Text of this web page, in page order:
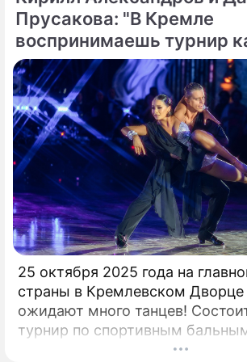
суммы.
Прусакова: "В Кремле
воспринимаешь турнир
25 октября 2025 года на
страны в Кремлевском Дворце
ожидают много танцев!
турнир по спортивным
"Кубок Кремля – Гордость